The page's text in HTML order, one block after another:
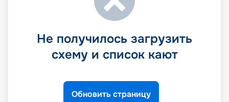
Не получилось загрузить
схему и список кают
Обновить страницу